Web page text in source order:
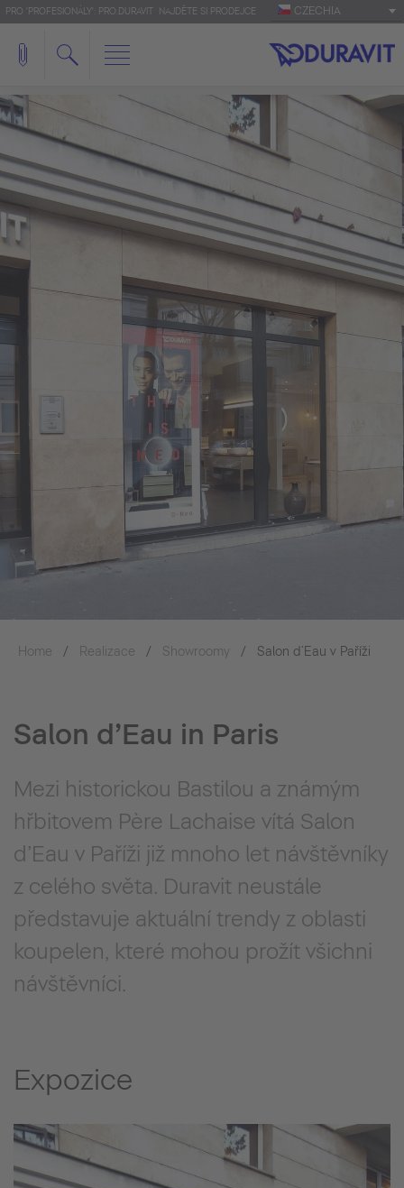
PRO 'PROFESIONÁLY': PRO.DURAVIT NAJDĚTE SI PRODEJCE CZECHIA
Home Realizace Showroomy Salon d´Eau v Paříži
Salon d’Eau in Paris
Mezi historickou Bastilou a známým
hřbitovem Père Lachaise vítá Salon
d’Eau v Paříži již mnoho let návštěvníky
z celého světa. Duravit neustále
představuje aktuální trendy z oblasti
koupelen, které mohou prožít všichni
návštěvníci.
Expozice